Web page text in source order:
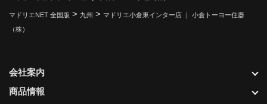
マドリエNET 全国版 > 九州 > マドリエ小倉東インター店 ｜ 小倉トーヨー住器
（株）
会社案内
商品情報